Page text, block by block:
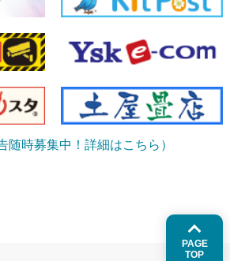
随時募集中！詳細はこちら）
PAGE
TOP